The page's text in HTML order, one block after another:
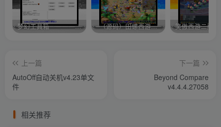
梦幻工具箱————-免费 –（源码）田螺西游9.0 假人摆摊18门派飞升渡劫化圣助战最新BB谛听…. 笑傲西游二版-
上一篇
AutoOff自动关机v4.23单文
件
下一篇
Beyond Compare
v4.4.4.27058
相关推荐